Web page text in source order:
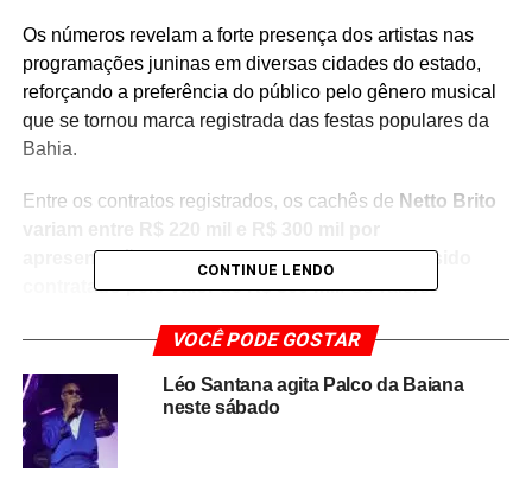
Os números revelam a forte presença dos artistas nas
programações juninas em diversas cidades do estado,
reforçando a preferência do público pelo gênero musical
que se tornou marca registrada das festas populares da
Bahia.
Entre os contratos registrados, os cachês de Netto Brito
apresentação, enquantoDevinho Novaes tem sido
contratado pelo valor de R$ 300 mil. Os valores
eventos e a alta demanda por seus shows durante o
período junino.
Além dos líderes do ranking, outros nomes de destaque
também figuram entre os mais requisitados pelas
CONTINUE LENDO
VOCÊ PODE GOSTAR
Léo Santana agita Palco da Baiana
neste sábado